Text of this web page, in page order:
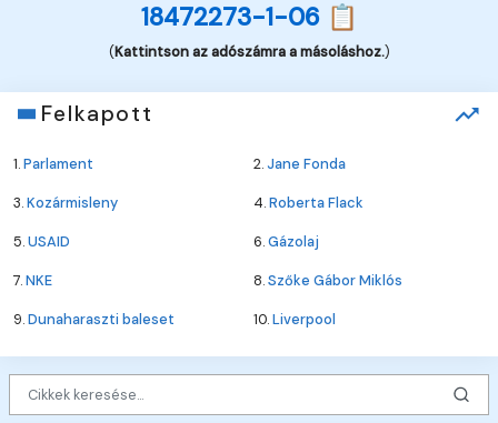
18472273-1-06 📋
(Kattintson az adószámra a másoláshoz.)
Felkapott
1.Parlament 2.Jane Fonda
3.Kozármisleny 4.Roberta Flack
5.USAID 6.Gázolaj
7.NKE 8.Szőke Gábor Miklós
9.Dunaharaszti baleset 10.Liverpool